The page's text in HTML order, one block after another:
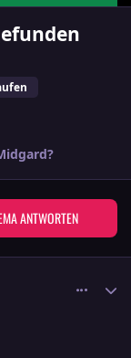
ANTWORTEN